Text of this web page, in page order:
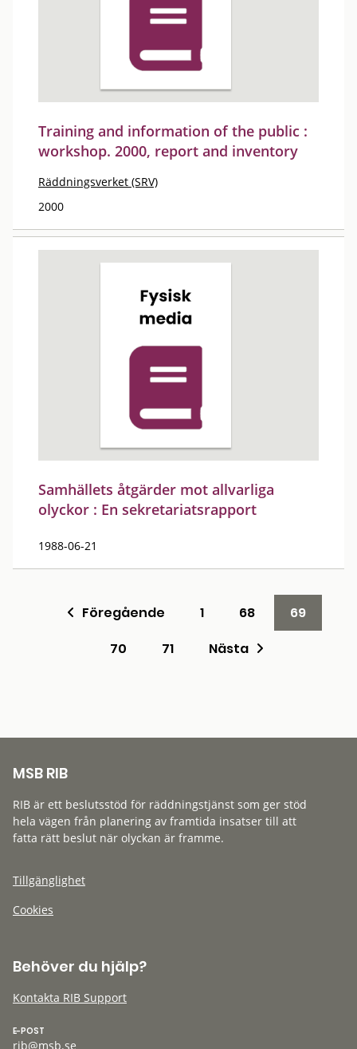
Training and information of the public :
workshop. 2000, report and inventory
Räddningsverket (SRV)
2000
Samhällets åtgärder mot allvarliga
olyckor : En sekretariatsrapport
1988-06-21
Föregående 1 68
69
70
71 Nästa
MSB RIB
RIB är ett beslutsstöd för räddningstjänst som ger stöd
hela vägen från planering av framtida insatser till att
fatta rätt beslut när olyckan är framme.
Tillgänglighet
Cookies
Behöver du hjälp?
Kontakta RIB Support
E-POST
rib@msb.se